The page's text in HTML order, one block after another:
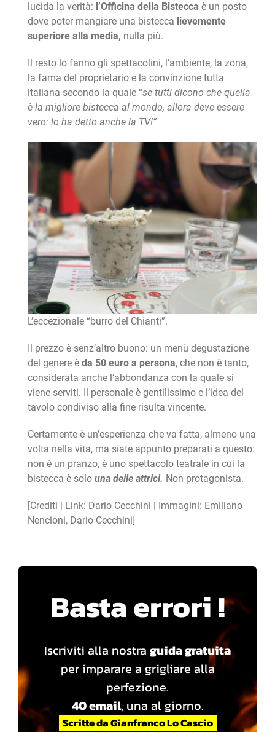
lucida la verità: l’Officina della Bistecca è un posto
dove poter mangiare una bistecca lievemente
superiore alla media, nulla più.
Il resto lo fanno gli spettacolini, l’ambiente, la zona,
la fama del proprietario e la convinzione tutta
italiana secondo la quale “se tutti dicono che quella
è la migliore bistecca al mondo, allora deve essere
vero: lo ha detto anche la TV!”
L’eccezionale “burro del Chianti”.
Il prezzo è senz’altro buono: un menù degustazione
del genere è da 50 euro a persona, che non è tanto,
considerata anche l’abbondanza con la quale si
viene serviti. Il personale è gentilissimo e l’idea del
tavolo condiviso alla fine risulta vincente.
Certamente è un’esperienza che va fatta, almeno una
volta nella vita, ma siate appunto preparati a questo:
non è un pranzo, è uno spettacolo teatrale in cui la
bistecca è solo una delle attrici. Non protagonista.
[Crediti | Link: Dario Cecchini | Immagini: Emiliano
Nencioni, Dario Cecchini]
Basta errori !
Iscriviti alla nostra guida gratuita
per imparare a grigliare alla
perfezione.
40 email, una al giorno.
Scritte da Gianfranco Lo Cascio